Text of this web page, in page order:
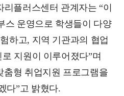
플러스센터 관계자는 “이
스 운영으로 학생들이 다양
하고, 지역 기관과의 협업
지원이 이루어졌다”며
춤형 취업지원 프로그램을
다”고 밝혔다.